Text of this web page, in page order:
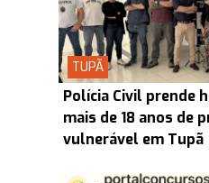
TUPÃ
Polícia Civil prende
mais de 18 anos de
vulnerável em Tupã